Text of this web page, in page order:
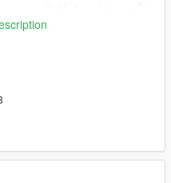
روشن شدن تمامی چراغ های
تکسچر با کیفیت